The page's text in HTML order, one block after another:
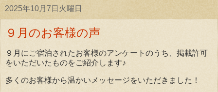
2025年10月7日火曜日
９月のお客様の声
９月にご宿泊されたお客様のアンケートのうち、掲載許可
をいただいたものをご紹介します♪
多くのお客様から温かいメッセージをいただきました！